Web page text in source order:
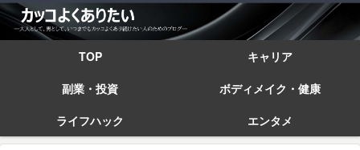
TOP
キャリア
副業・投資
ボディメイク・健康
ライフハック
エンタメ